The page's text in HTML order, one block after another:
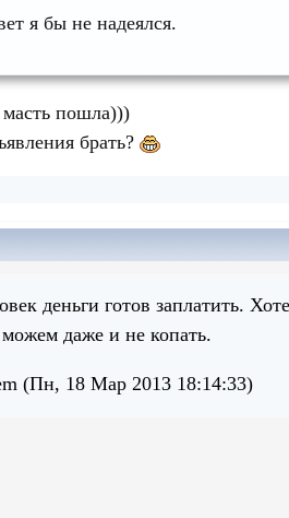
я бы не надеялся.
пошла)))
брать?
деньги готов заплатить.
даже и не копать.
(Пн, 18 Мар 2013 18:14:33)